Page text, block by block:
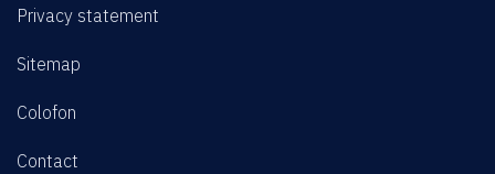
Privacy statement
Sitemap
Colofon
Contact